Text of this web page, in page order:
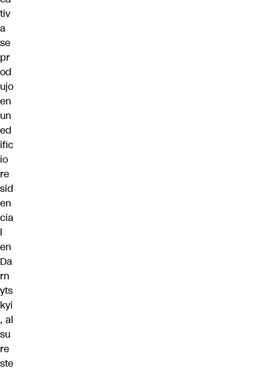
tiv
a
se
pr
od
ujo
en
un
ed
ific
io
re
sid
en
cia
l
en
Da
rn
yts
kyi
, al
su
re
ste